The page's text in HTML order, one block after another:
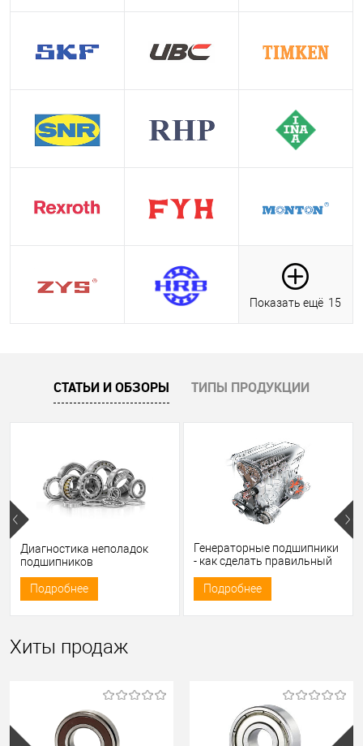
Показать ещё 15
СТАТЬИ И ОБЗОРЫ ТИПЫ ПРОДУКЦИИ
Диагностика неполадок
подшипников
Подробнее
Генераторные подшипники
- как сделать правильный
Подробнее
Хиты продаж